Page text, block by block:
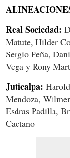
Real Sociedad:
Matute, Hilder
Sergio Peña,
Vega y Rony
Juticalpa:
Mendoza,
Esdras Padilla,
Caetano